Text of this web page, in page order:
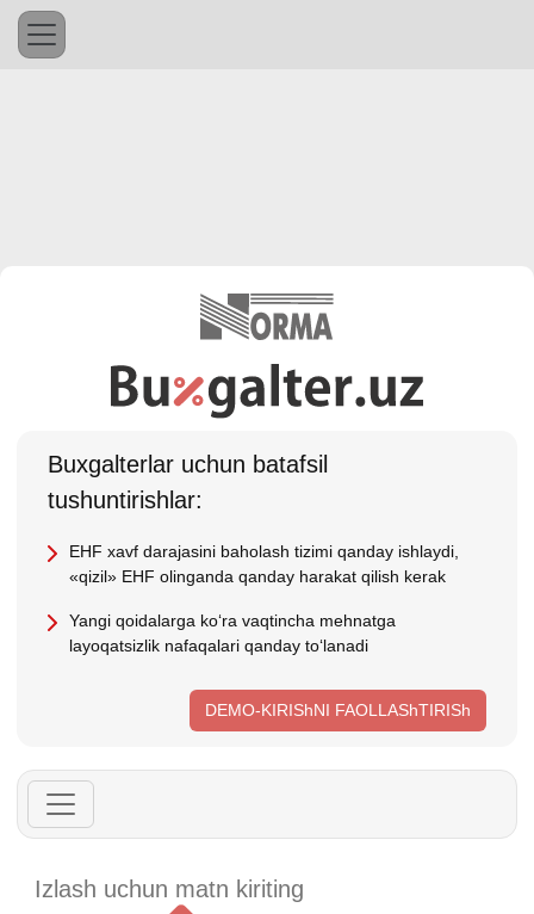
Buхgalterlar uchun batafsil
tushuntirishlar:
EHF хavf darajasini baholash tizimi qanday ishlaydi,
«qizil» EHF olinganda qanday harakat qilish kerak
Yangi qoidalarga koʻra vaqtincha mehnatga
layoqatsizlik nafaqalari qanday toʻlanadi
DEMO-KIRIShNI FAOLLAShTIRISh